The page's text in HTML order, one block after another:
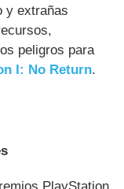
y extrañas
peligros para
I: No Return.
PlayStation